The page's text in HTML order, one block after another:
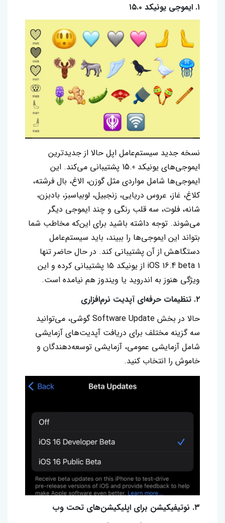
۱. ایموجی یونیکد ۱۵.۰
نسخه جدید سیستم‌عامل اپل حالا از جدیدترین
ایموجی‌های یونیکد 15.0 پشتیبانی می‌کند. این
ایموجی‌ها شامل مواردی مثل گوزن، الاغ، بال فرشته،
کلاغ، غاز، عروس دریایی، زنجبیل، لوبیاسبز، بادبزن،
شانه، فلوت، سه قلب رنگی و چند ایموجی دیگر
می‌شوند. توجه داشته باشید برای این‌که مخاطب شما
بتواند این ایموجی‌ها را ببیند، باید سیستم‌عامل
دستگاهش از آن پشتیبانی کند. در حال حاضر تنها
iOS 16.4 beta 1 از یونیکد ۱۵ پشتیبانی کرده و این
ویژگی هنوز به اندروید یا ویندوز هم نیامده است.
۲. تنظیمات حرفه‌ای آپدیت نرم‌افزاری
حالا در بخش Software Update گوشی، می‌توانید
سه گزینه مختلف برای دریافت آپدیت‌های آزمایشی
شامل آزمایشی عمومی، آزمایشی توسعه‌دهندگان و
خاموش را انتخاب کنید.
۳. نوتیفیکیشن برای اپلیکیشن‌های تحت وب